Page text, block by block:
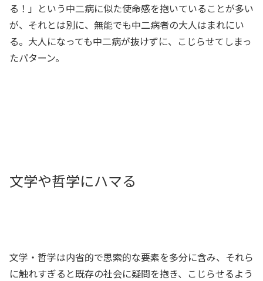
る！」という中二病に似た使命感を抱いていることが多い
が、それとは別に、無能でも中二病者の大人はまれにい
る。大人になっても中二病が抜けずに、こじらせてしまっ
たパターン。
文学や哲学にハマる
文学・哲学は内省的で思索的な要素を多分に含み、それら
に触れすぎると既存の社会に疑問を抱き、こじらせるよう